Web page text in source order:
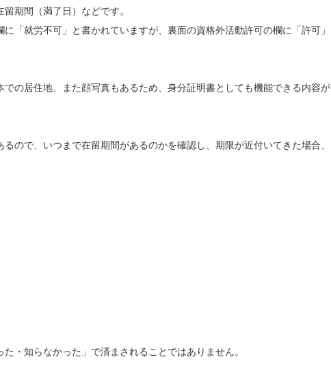
期間（満了日）などです。
「就労不可」と書かれていますが、裏面の資格外活動許可の欄に「許可」
の居住地、また顔写真もあるため、身分証明書としても機能できる内容が
ので、いつまで在留期間があるのかを確認し、期限が近付いてきた場合、
・知らなかった」で済まされることではありません。